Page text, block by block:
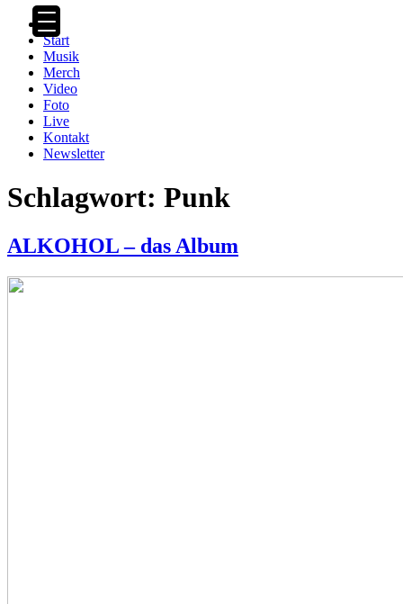
Zum
Inhalt
springen
Start
Musik
Merch
Video
Foto
Live
Kontakt
Newsletter
Schlagwort: Punk
ALKOHOL – das Album